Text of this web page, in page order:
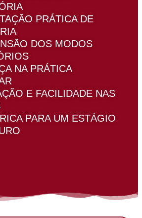
PRÁTICA DE
DOS MODOS
NA PRÁTICA
E FACILIDADE NAS
PARA UM ESTÁGIO